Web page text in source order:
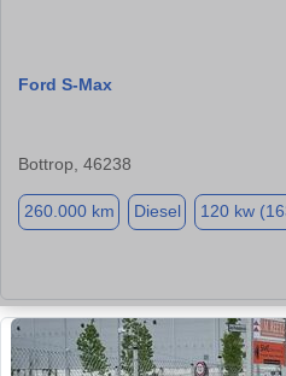
Ford S-Max
Bottrop, 46238
260.000 km Diesel 120 kw